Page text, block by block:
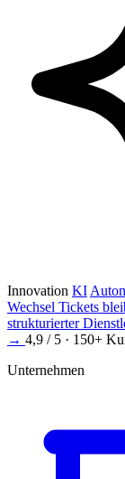
Innovation KI
Wechsel Tickets
strukturierter
→ 4,9 / 5 · 150+
Unternehmen